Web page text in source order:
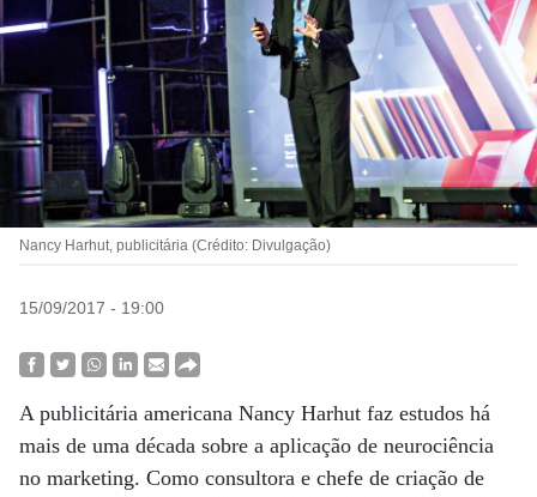
Nancy Harhut, publicitária (Crédito: Divulgação)
15/09/2017 - 19:00
A publicitária americana Nancy Harhut faz estudos há
mais de uma década sobre a aplicação de neurociência
no marketing. Como consultora e chefe de criação de